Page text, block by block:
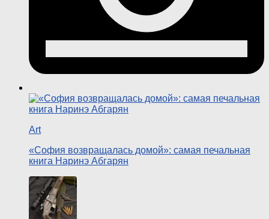
Art
«София возвращалась домой»: самая печальная
книга Наринэ Абгарян